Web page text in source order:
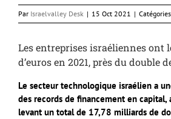
Par Israelvalley Desk | 15 Oct 2021 |
Les entreprises israéliennes ont
d’euros en 2021, près du double
Le secteur technologique israélien a
des records de financement en capital,
levant un total de 17,78 milliards de